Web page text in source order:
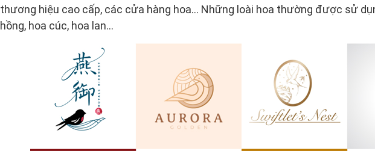
thương hiệu cao cấp, các cửa hàng hoa… Những loài hoa thường được sử
hồng, hoa cúc, hoa lan…